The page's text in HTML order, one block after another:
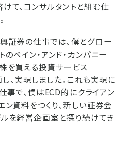
て、コンサルタントと組む仕
証券の仕事では、僕とグロー
ベイン・アンド・カンパニー
を買える投資サービス
し、実現しました。これも実現に
事で、僕はECD的にクライアン
ン資料をつくり、新しい証券会
を経営企画室と探り続けてき